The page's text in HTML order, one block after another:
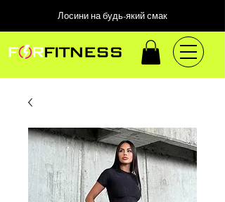
Лосини на будь-який смак